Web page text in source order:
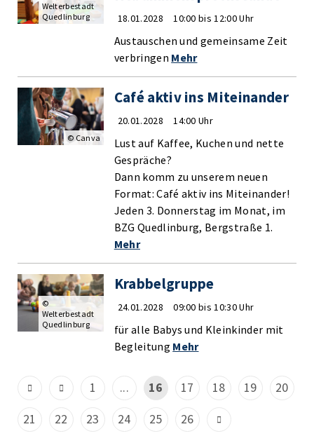
18.01.2028 10:00 bis 12:00 Uhr
Austauschen und gemeinsame Zeit
verbringen Mehr
Welterbestadt
Quedlinburg
Café aktiv ins Miteinander
20.01.2028 14:00 Uhr
Lust auf Kaffee, Kuchen und nette
Gespräche?
Dann komm zu unserem neuen
Format: Café aktiv ins Miteinander!
Jeden 3. Donnerstag im Monat, im
BZG Quedlinburg, Bergstraße 1.
Mehr
© Canva
Krabbelgruppe
24.01.2028 09:00 bis 10:30 Uhr
für alle Babys und Kleinkinder mit
Begleitung Mehr
©
Welterbestadt
Quedlinburg
1 ... 16 17 18 19
20
21
22 23 24 25 26